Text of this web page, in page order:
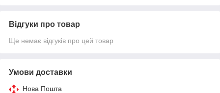
Відгуки про товар
Ще немає відгуків про цей товар
Умови доставки
Нова Пошта